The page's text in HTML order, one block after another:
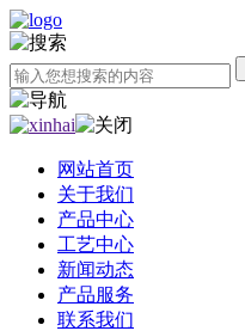
网站首页
关于我们
产品中心
工艺中心
新闻动态
产品服务
联系我们